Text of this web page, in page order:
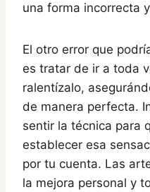
una forma incorrecta
El otro error que
es tratar de ir a toda
ralentízalo,
de manera perfecta.
sentir la técnica para
establecer esa
por tu cuenta. Las
la mejora personal y